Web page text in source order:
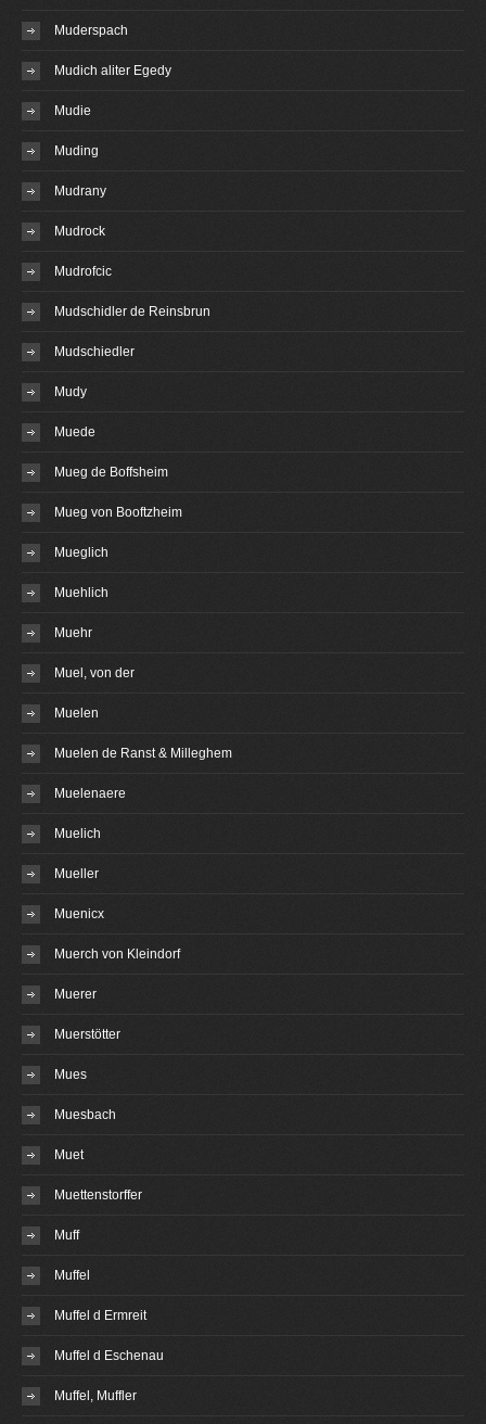
Muderspach
Mudich aliter Egedy
Mudie
Muding
Mudrany
Mudrock
Mudrofcic
Mudschidler de Reinsbrun
Mudschiedler
Mudy
Muede
Mueg de Boffsheim
Mueg von Booftzheim
Mueglich
Muehlich
Muehr
Muel, von der
Muelen
Muelen de Ranst & Milleghem
Muelenaere
Muelich
Mueller
Muenicx
Muerch von Kleindorf
Muerer
Muerstötter
Mues
Muesbach
Muet
Muettenstorffer
Muff
Muffel
Muffel d Ermreit
Muffel d Eschenau
Muffel, Muffler